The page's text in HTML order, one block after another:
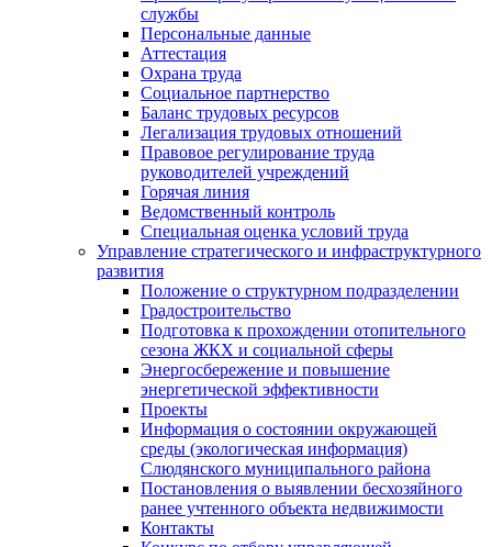
службы
Персональные данные
Аттестация
Охрана труда
Социальное партнерство
Баланс трудовых ресурсов
Легализация трудовых отношений
Правовое регулирование труда
руководителей учреждений
Горячая линия
Ведомственный контроль
Специальная оценка условий труда
Управление стратегического и инфраструктурного
развития
Положение о структурном подразделении
Градостроительство
Подготовка к прохождении отопительного
сезона ЖКХ и социальной сферы
Энергосбережение и повышение
энергетической эффективности
Проекты
Информация о состоянии окружающей
среды (экологическая информация)
Слюдянского муниципального района
Постановления о выявлении бесхозяйного
ранее учтенного объекта недвижимости
Контакты